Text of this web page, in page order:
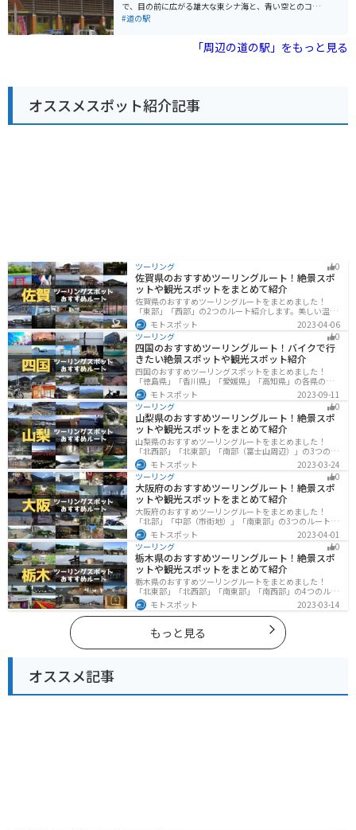
で、目の前に広がる雄大な東シナ海と、青い空とのコン
トラストが魅力です。晴れた日には、遠く甑島列島を望
が豊富に揃っており、食事処やカフェも併設されていま
す。新鮮な海の幸をその場で味わえる、バーベキューコ
です。周辺には、薩摩藩の歴史を感じられる史跡や、美
しい海岸線が続く観光スポットも点在しているので、観
光拠点としてもおすすめです。 道の駅 黒之瀬戸だんだん
#道の駅
「周辺の道の駅」をもっと見る
オススメスポット紹介記事
ツーリング 0
佐賀県のおすすめツーリングルート！絶景スポ
ットや観光スポットをまとめて紹介
佐賀県のおすすめツーリングルートをまとめました！
「東部」「西部」の2つのルート紹介します。美しい温泉
地や古墳群、歴史ある城や神社仏閣など、バイクツーリ
ングに適したスポットが多数存在し、様々な楽しみ方が
できます。バイクで佐賀県にツーリングに行く際は参考
にしてください。
モトスポット
2023-04-06
ツーリング
0
四国のおすすめツーリングルート！バイクで行
きたい絶景スポットや観光スポット紹介
四国のおすすめツーリングスポットをまとめました！
「徳島県」「香川県」「愛媛県」「高知県」の各県の観
光地紹介します。自然豊かな山々や湖、温泉地が点在
し、四季折々の景色を楽しめるスポットが多数ありま
す。バイクで四国にツーリングに行く際は参考にしてく
ださい。
モトスポット
2023-09-11
ツーリング
0
山梨県のおすすめツーリングルート！絶景スポ
ットや観光スポットをまとめて紹介
山梨県のおすすめツーリングルートをまとめました！
「北西部」「北東部」「南部（富士山周辺）」の3つのル
ート紹介します。富士山を中心に自然豊かな景色や食事
を楽しめるスポットが多数あります。バイクで山梨県に
ツーリングに行く際は参考にしてください。
モトスポット
2023-03-24
ツーリング
0
大阪府のおすすめツーリングルート！絶景スポ
ットや観光スポットをまとめて紹介
大阪府のおすすめツーリングルートをまとめました！
「北部」「中部（市街地）」「南東部」の3つのルート紹
介します。歴史と近代が融合した魅力的なエリアで様々
な楽しみ方ができます。バイクで大阪府にツーリングに
行く際は参考にしてください。
モトスポット
2023-04-01
ツーリング
0
栃木県のおすすめツーリングルート！絶景スポ
ットや観光スポットをまとめて紹介
栃木県のおすすめツーリングルートをまとめました！
「北東部」「北西部」「南東部」「南西部」の4つのルー
ト紹介します。日本を代表する神社や広大な山や滝、湖
などを歴史や自然を満喫するツーリングができます。バ
イクで栃木県にツーリングに行く際は参考にしてくださ
モトスポット 2023-03-14
もっと見る
オススメ記事